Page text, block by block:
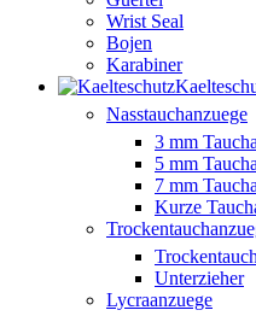
Wrist Seal
Bojen
Karabiner
Nasstauchanzuege
3 mm
5 mm
7 mm
Kurze
Unterzieher
Lycraanzuege